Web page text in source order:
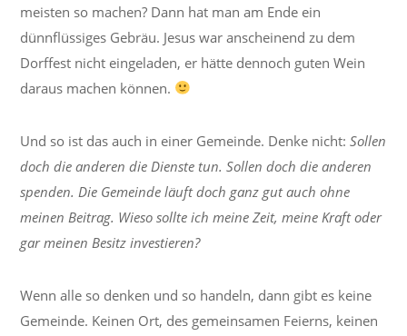
meisten so machen? Dann hat man am Ende ein
dünnflüssiges Gebräu. Jesus war anscheinend zu dem
Dorffest nicht eingeladen, er hätte dennoch guten Wein
daraus machen können.
Und so ist das auch in einer Gemeinde. Denke nicht:Sollen
doch die anderen die Dienste tun. Sollen doch die anderen
spenden. Die Gemeinde läuft doch ganz gut auch ohne
meinen Beitrag. Wieso sollte ich meine Zeit, meine Kraft oder
gar meinen Besitz investieren?
Wenn alle so denken und so handeln, dann gibt es keine
Gemeinde. Keinen Ort, des gemeinsamen Feierns, keinen